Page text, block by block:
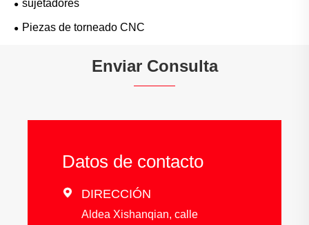
sujetadores
Piezas de torneado CNC
Enviar Consulta
Datos de contacto
 DIRECCIÓN
Aldea Xishanqian, calle